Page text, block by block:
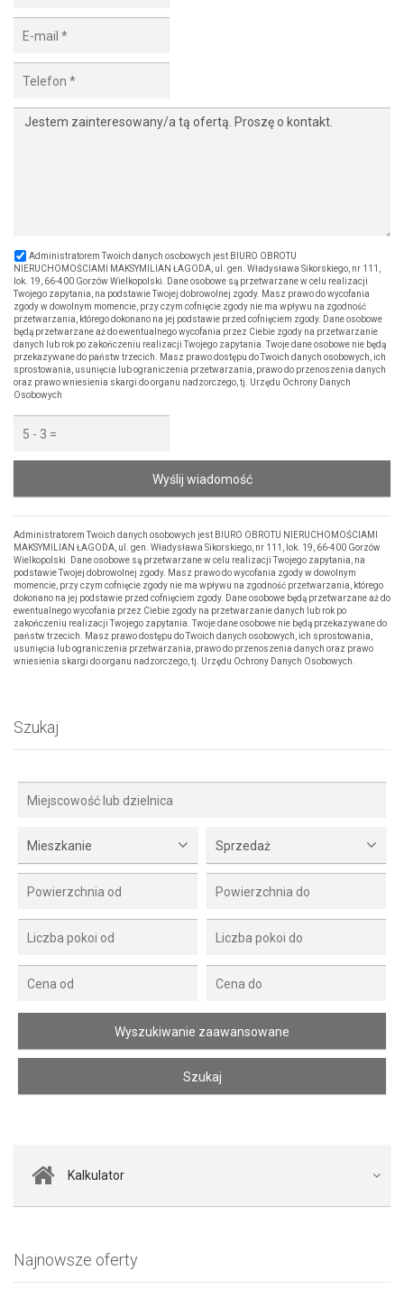
Administratorem Twoich danych osobowych jest BIURO OBROTU
NIERUCHOMOŚCIAMI MAKSYMILIAN ŁAGODA, ul. gen. Władysława Sikorskiego, nr 111,
lok. 19, 66-400 Gorzów Wielkopolski. Dane osobowe są przetwarzane w celu realizacji
Twojego zapytania, na podstawie Twojej dobrowolnej zgody. Masz prawo do wycofania
zgody w dowolnym momencie, przy czym cofnięcie zgody nie ma wpływu na zgodność
przetwarzania, którego dokonano na jej podstawie przed cofnięciem zgody. Dane osobowe
będą przetwarzane aż do ewentualnego wycofania przez Ciebie zgody na przetwarzanie
danych lub rok po zakończeniu realizacji Twojego zapytania. Twoje dane osobowe nie będą
przekazywane do państw trzecich. Masz prawo dostępu do Twoich danych osobowych, ich
sprostowania, usunięcia lub ograniczenia przetwarzania, prawo do przenoszenia danych
oraz prawo wniesienia skargi do organu nadzorczego, tj. Urzędu Ochrony Danych
Osobowych
Wyślij wiadomość
Administratorem Twoich danych osobowych jest BIURO OBROTU NIERUCHOMOŚCIAMI
MAKSYMILIAN ŁAGODA, ul. gen. Władysława Sikorskiego, nr 111, lok. 19, 66-400 Gorzów
Wielkopolski. Dane osobowe są przetwarzane w celu realizacji Twojego zapytania, na
podstawie Twojej dobrowolnej zgody. Masz prawo do wycofania zgody w dowolnym
momencie, przy czym cofnięcie zgody nie ma wpływu na zgodność przetwarzania, którego
dokonano na jej podstawie przed cofnięciem zgody. Dane osobowe będą przetwarzane aż do
ewentualnego wycofania przez Ciebie zgody na przetwarzanie danych lub rok po
zakończeniu realizacji Twojego zapytania. Twoje dane osobowe nie będą przekazywane do
państw trzecich. Masz prawo dostępu do Twoich danych osobowych, ich sprostowania,
usunięcia lub ograniczenia przetwarzania, prawo do przenoszenia danych oraz prawo
wniesienia skargi do organu nadzorczego, tj. Urzędu Ochrony Danych Osobowych.
Szukaj
Mieszkanie Sprzedaż
Kalkulator
Najnowsze oferty